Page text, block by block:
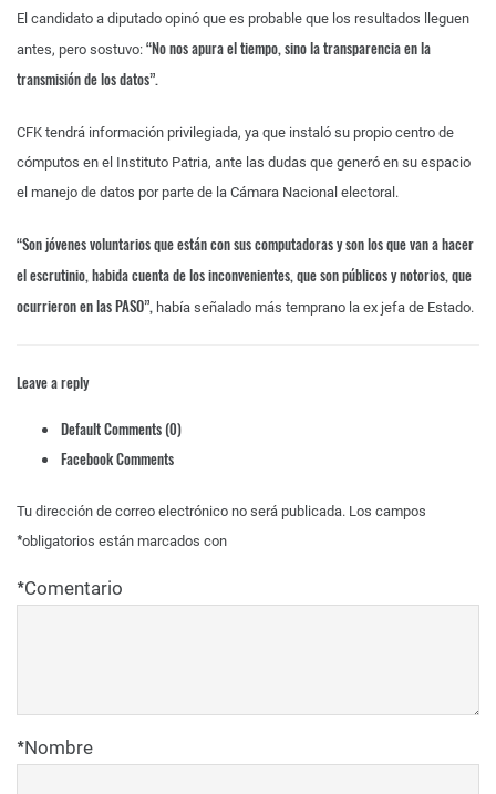
El candidato a diputado opinó que es probable que los resultados lleguen
antes, pero sostuvo: “No nos apura el tiempo, sino la transparencia en la
transmisión de los datos”.
CFK tendrá información privilegiada, ya que instaló su propio centro de
cómputos en el Instituto Patria, ante las dudas que generó en su espacio
el manejo de datos por parte de la Cámara Nacional electoral.
“Son jóvenes voluntarios que están con sus computadoras y son los que van a hacer
el escrutinio, habida cuenta de los inconvenientes, que son públicos y notorios, que
ocurrieron en las PASO”, había señalado más temprano la ex jefa de Estado.
Leave a reply
Default Comments (0)
Facebook Comments
Tu dirección de correo electrónico no será publicada. Los campos
obligatorios están marcados con
*
Comentario
*
Nombre
*